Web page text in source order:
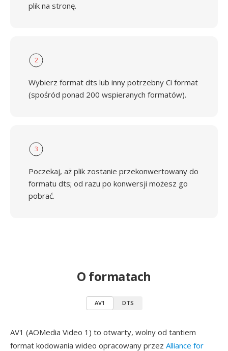
plik na stronę.
2
Wybierz format dts lub inny potrzebny Ci format
(spośród ponad 200 wspieranych formatów).
3
Poczekaj, aż plik zostanie przekonwertowany do
formatu dts; od razu po konwersji możesz go
pobrać.
O formatach
AV1 DTS
AV1 (AOMedia Video 1) to otwarty, wolny od tantiem
format kodowania wideo opracowany przez Alliance for